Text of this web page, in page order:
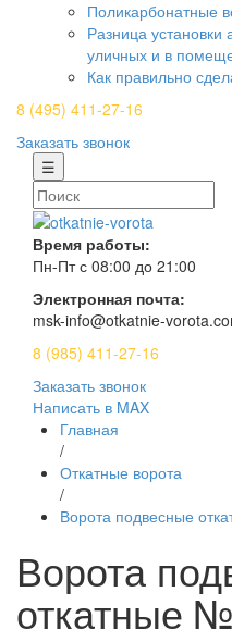
Поликарбонатные
Разница установки
уличных и в
Как правильно
8 (495) 411-27-16
Заказать звонок
☰
Время работы:
Пн-Пт с 08:00 до 21:00
Электронная почта:
msk-info@otkatnie-
8 (985) 411-27-16
Заказать звонок
Написать в MAX
Главная
/
Откатные ворота
/
Ворота подвесные
Ворота
откатные